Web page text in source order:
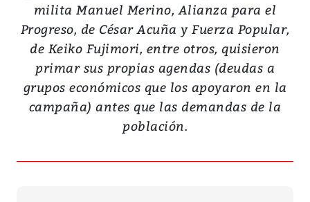
milita Manuel Merino, Alianza para el
Progreso, de César Acuña y Fuerza Popular,
de Keiko Fujimori, entre otros, quisieron
primar sus propias agendas (deudas a
grupos económicos que los apoyaron en la
campaña) antes que las demandas de la
población.